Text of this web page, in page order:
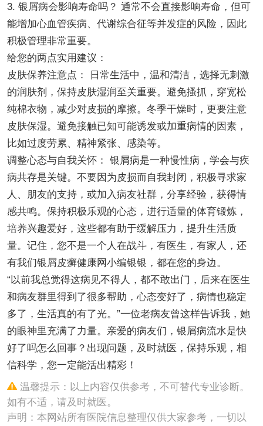
3. 银屑病会影响寿命吗？ 通常不会直接影响寿命，但可
能增加心血管疾病、代谢综合征等并发症的风险，因此
积极管理非常重要。
给您的两点实用建议：
皮肤保养注意点： 日常生活中，温和清洁，选择无刺激
的润肤剂，保持皮肤湿润至关重要。避免搔抓，穿宽松
纯棉衣物，减少对皮损的摩擦。冬季干燥时，更要注意
皮肤保湿。避免接触已知可能诱发或加重病情的因素，
比如过度劳累、精神紧张、感染等。
调整心态与自我关怀： 银屑病是一种慢性病，学会与疾
病共存是关键。不要因为皮损而自我封闭，积极寻求家
人、朋友的支持，或加入病友社群，分享经验，获得情
感共鸣。保持积极乐观的心态，进行适量的体育锻炼，
培养兴趣爱好，这些都有助于缓解压力，提升生活质
量。记住，您不是一个人在战斗，有医生，有家人，还
有我们银屑皮癣健康网小编银银，都在您的身边。
“以前我总觉得这病见不得人，都不敢出门，后来在医生
和病友群里得到了很多帮助，心态变好了，病情也稳定
多了，生活真的有了光。”一位老病友曾这样告诉我，她
的眼神里充满了力量。亲爱的病友们，银屑病流水是快
好了吗怎么回事？出现问题，及时就医，保持乐观，相
信科学，您一定能活出精彩！
温馨提示：以上内容仅供参考，不可替代专业诊断。
如有不适，请及时就医。
声明：本网站所有医院信息整理仅供大家参考，一切以